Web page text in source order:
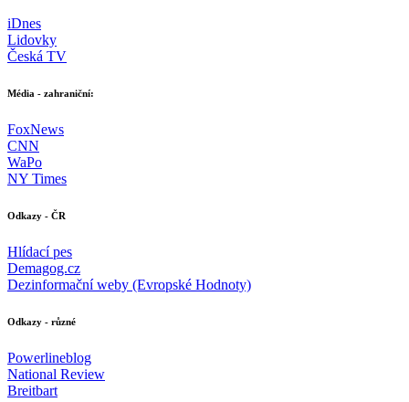
iDnes
Lidovky
Česká TV
Média - zahraniční:
FoxNews
CNN
WaPo
NY Times
Odkazy - ČR
Hlídací pes
Demagog.cz
Dezinformační weby (Evropské Hodnoty)
Odkazy - různé
Powerlineblog
National Review
Breitbart